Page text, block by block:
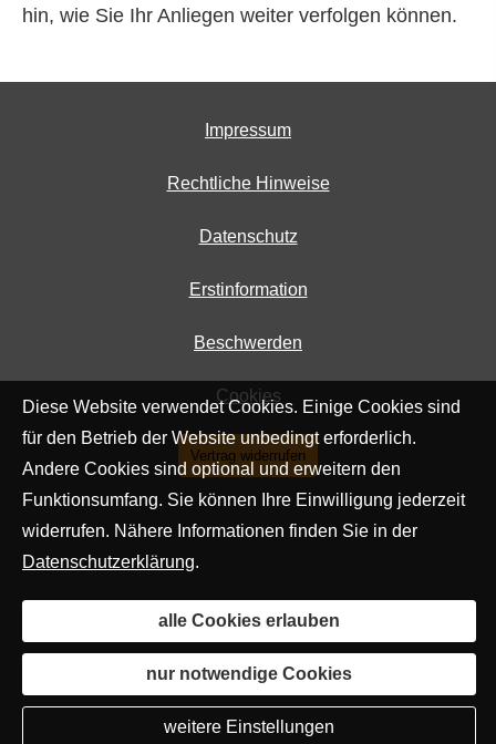
hin, wie Sie Ihr Anliegen weiter verfolgen können.
Impressum
Rechtliche Hinweise
Datenschutz
Erstinformation
Beschwerden
Cookies
Vertrag widerrufen
Diese Website verwendet Cookies. Einige Cookies sind
für den Betrieb der Website unbedingt erforderlich.
Andere Cookies sind optional und erweitern den
Funktionsumfang. Sie können Ihre Einwilligung jederzeit
widerrufen. Nähere Informationen finden Sie in der
Datenschutzerklärung.
alle Cookies erlauben
nur notwendige Cookies
weitere Einstellungen